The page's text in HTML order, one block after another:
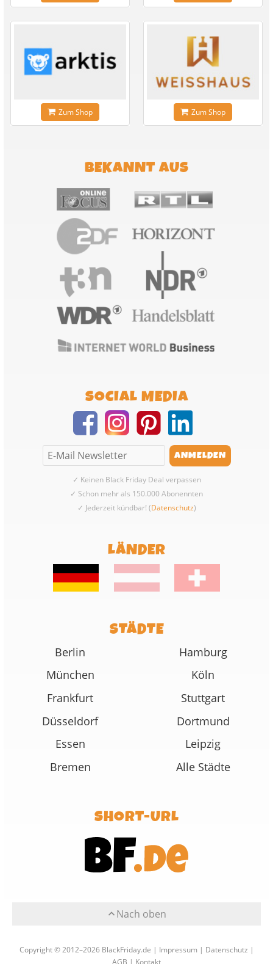
Zum Shop Zum Shop
BEKANNT AUS
SOCIAL MEDIA
✓ Keinen Black Friday Deal verpassen
✓ Schon mehr als 150.000 Abonennten
✓ Jederzeit kündbar! (Datenschutz)
LÄNDER
STÄDTE
Berlin
Hamburg
München
Köln
Frankfurt
Stuttgart
Düsseldorf
Dortmund
Essen
Leipzig
Bremen
Alle Städte
SHORT-URL
Nach oben
Copyright © 2012–2026 BlackFriday.de | Impressum | Datenschutz |
AGB | Kontakt